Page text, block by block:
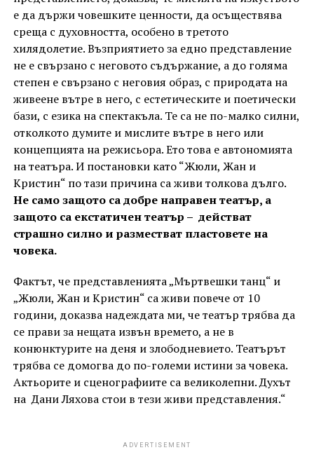
е да държи човешките ценности, да осъществява
среща с духовността, особено в третото
хилядолетие. Възприятието за едно представление
не е свързано с неговото съдържание, а до голяма
степен е свързано с неговия образ, с природата на
живеене вътре в него, с естетическите и поетически
бази, с езика на спектакъла. Те са не по-малко силни,
отколкото думите и мислите вътре в него или
концепцията на режисьора. Ето това е автономията
на театъра. И постановки като “Жюли, Жан и
Кристин“ по тази причина са живи толкова дълго.
Не само защото са добре направен театър, а
защото са екстатичен театър – действат
страшно силно и разместват пластовете на
човека.
Фактът, че представленията „Мъртвешки танц“ и
„Жюли, Жан и Кристин“ са живи повече от 10
години, доказва надеждата ми, че театър трябва да
се прави за нещата извън времето, а не в
конюнктурите на деня и злободневието. Театърът
трябва се домогва до по-големи истини за човека.
Актьорите и сценографиите са великолепни. Духът
на Дани Ляхова стои в тези живи представления.“
ADVERTISEMENT